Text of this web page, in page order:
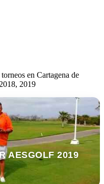
en Cartagena de
2019
AESGOLF 2019